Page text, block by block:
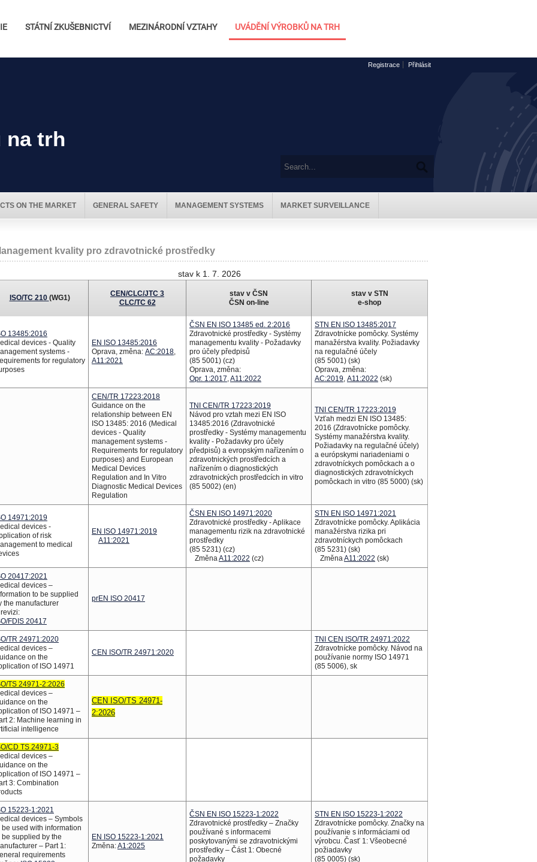
STÁTNÍ ZKUŠEBNICTVÍ MEZINÁRODNÍ VZTAHY UVÁDĚNÍ VÝROBKŮ NA TRH
Registrace Přihlásit
na trh
ON THE MARKET GENERAL SAFETY MANAGEMENT SYSTEMS MARKET SURVEILLANCE
kvality pro zdravotnické prostředky
stav k 1. 7. 2026
ISO/TC 210 (WG1)
CEN/CLC/JTC 3
CLC/TC 62
stav v ČSN
ČSN on-line
stav v STN
e-shop
13485:2016
devices - Quality
systems -
for regulatory
EN ISO 13485:2016
Oprava, změna: AC:2018,
A11:2021
ČSN EN ISO 13485 ed. 2:2016
Zdravotnické prostředky - Systémy
managementu kvality - Požadavky
pro účely předpisů
(85 5001) (cz)
Oprava, změna:
Opr. 1:2017,A11:2022
STN EN ISO 13485:2017
Zdravotnícke pomôcky. Systémy
manažérstva kvality. Požiadavky
na regulačné účely
(85 5001) (sk)
Oprava, změna:
AC:2019, A11:2022 (sk)
CEN/TR 17223:2018
Guidance on the
relationship between EN
ISO 13485: 2016 (Medical
devices - Quality
management systems -
Requirements for regulatory
purposes) and European
Medical Devices
Regulation and In Vitro
Diagnostic Medical Devices
Regulation
TNI CEN/TR 17223:2019
Návod pro vztah mezi EN ISO
13485:2016 (Zdravotnické
prostředky - Systémy managementu
kvality - Požadavky pro účely
předpisů) a evropským nařízením o
zdravotnických prostředcích a
nařízením o diagnostických
zdravotnických prostředcích in vitro
(85 5002) (en)
TNI CEN/TR 17223:2019
Vzťah medzi EN ISO 13485:
2016 (Zdravotnícke pomôcky.
Systémy manažérstva kvality.
Požiadavky na regulačné účely)
a európskymi nariadeniami o
zdravotníckych pomôckach a o
diagnostických zdravotníckych
pomôckach in vitro (85 5000) (sk)
14971:2019
devices -
of risk
to medical
EN ISO 14971:2019
A11:2021
ČSN EN ISO 14971:2020
Zdravotnické prostředky - Aplikace
managementu rizik na zdravotnické
prostředky
(85 5231) (cz)
ZměnaA11:2022 (cz)
STN EN ISO 14971:2021
Zdravotnícke pomôcky. Aplikácia
manažérstva rizika pri
zdravotníckych pomôckach
(85 5231) (sk)
ZměnaA11:2022 (sk)
20417:2021
devices –
to be supplied
the manufacturer
FDIS 20417
prEN ISO 20417
TR 24971:2020
devices –
on the
of ISO 14971
CEN ISO/TR 24971:2020
TNI CEN ISO/TR 24971:2022
Zdravotnícke pomôcky. Návod na
používanie normy ISO 14971
(85 5006), sk
TS 24971-2:2026
devices –
on the
of ISO 14971 –
2: Machine learning in
intelligence
CEN ISO/TS 24971-
2:2026
CD TS 24971-3
devices –
on the
of ISO 14971 –
3: Combination
15223-1:2021
devices – Symbols
be used with information
be supplied by the
– Part 1:
requirements
EN ISO 15223-1:2021
Změna:A1:2025
ČSN EN ISO 15223-1:2022
Zdravotnické prostředky – Značky
používané s informacemi
poskytovanými se zdravotnickými
prostředky – Část 1: Obecné
požadavky
STN EN ISO 15223-1:2022
Zdravotnícke pomôcky. Značky na
používanie s informáciami od
výrobcu. Časť 1: Všeobecné
požiadavky
(85 0005) (sk)